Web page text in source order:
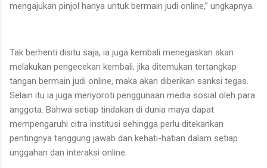
mengajukan pinjol hanya untuk bermain judi online,” ungkapnya.
Tak berhenti disitu saja, ia juga kembali menegaskan akan
melakukan pengecekan kembali, jika ditemukan tertangkap
tangan bermain judi online, maka akan diberikan sanksi tegas.
Selain itu ia juga menyoroti penggunaan media sosial oleh para
anggota. Bahwa setiap tindakan di dunia maya dapat
mempengaruhi citra institusi sehingga perlu ditekankan
pentingnya tanggung jawab dan kehati-hatian dalam setiap
unggahan dan interaksi online.